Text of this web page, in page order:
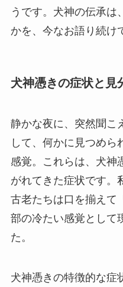
うです。犬神の伝承は
かを、今なお語り続け
犬神憑きの症状と見
静かな夜に、突然聞こ
して、何かに見つめら
感覚。これらは、犬神
がれてきた症状です。
古老たちは口を揃えて
部の冷たい感覚として
た。
犬神憑きの特徴的な症